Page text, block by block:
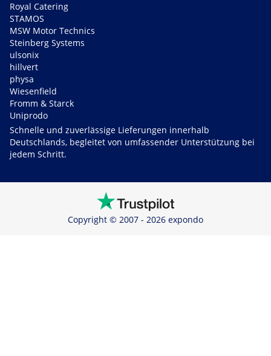
Royal Catering
STAMOS
MSW Motor Technics
Steinberg Systems
ulsonix
hillvert
physa
Wiesenfield
Fromm & Starck
Uniprodo
Schnelle und zuverlässige Lieferungen innerhalb
Deutschlands, begleitet von umfassender Unterstützung bei
jedem Schritt.
Copyright © 2007 - 2026 expondo